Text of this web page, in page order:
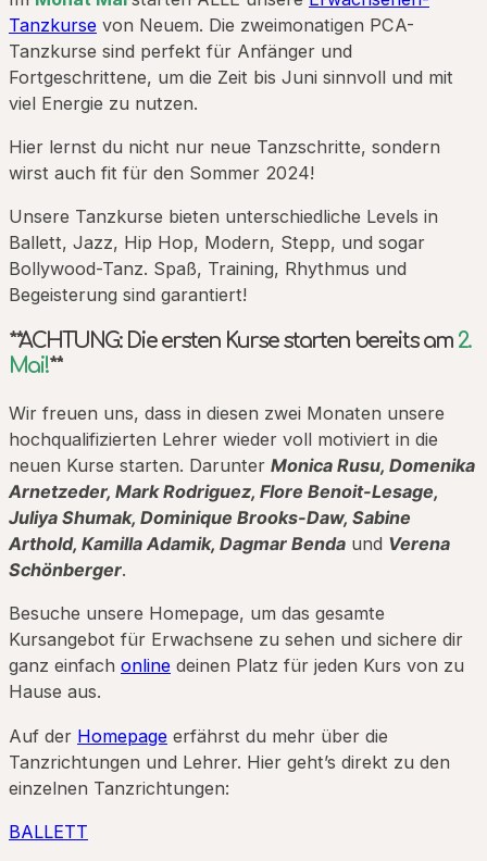
Tanzkurse von Neuem. Die zweimonatigen PCA-
Tanzkurse sind perfekt für Anfänger und
Fortgeschrittene, um die Zeit bis Juni sinnvoll und mit
viel Energie zu nutzen.
Hier lernst du nicht nur neue Tanzschritte, sondern
wirst auch fit für den Sommer 2024!
Unsere Tanzkurse bieten unterschiedliche Levels in
Ballett, Jazz, Hip Hop, Modern, Stepp, und sogar
Bollywood-Tanz. Spaß, Training, Rhythmus und
Begeisterung sind garantiert!
**ACHTUNG: Die ersten Kurse starten bereits am 2.
Mai!**
Wir freuen uns, dass in diesen zwei Monaten unsere
hochqualifizierten Lehrer wieder voll motiviert in die
neuen Kurse starten. Darunter Monica Rusu, Domenika
Arnetzeder, Mark Rodriguez, Flore Benoit-Lesage,
Juliya Shumak, Dominique Brooks-Daw, Sabine
Arthold, Kamilla Adamik, Dagmar Benda und Verena
Schönberger.
Besuche unsere Homepage, um das gesamte
Kursangebot für Erwachsene zu sehen und sichere dir
ganz einfach online deinen Platz für jeden Kurs von zu
Hause aus.
Auf der Homepage erfährst du mehr über die
Tanzrichtungen und Lehrer. Hier geht’s direkt zu den
einzelnen Tanzrichtungen:
BALLETT